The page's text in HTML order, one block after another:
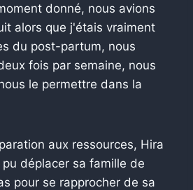
donné, nous avions
alors que j'étais vraiment
du post-partum, nous
fois par semaine, nous
le permettre dans la
aux ressources, Hira
déplacer sa famille de
pour se rapprocher de sa